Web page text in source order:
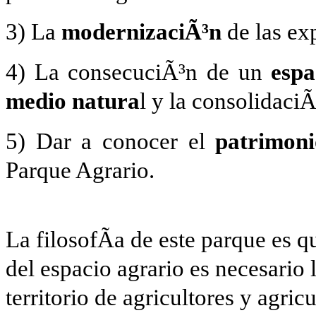
3) La modernizaciÃ³n de las
4) La consecuciÃ³n de un
medio natural y la
5) Dar a conocer el
Parque Agrario.
La filosofÃ­a de este parque es
del espacio agrario es
territorio de agricultores y